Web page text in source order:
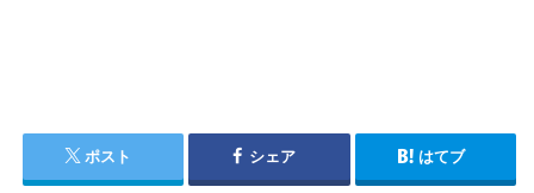
ポスト シェア はてブ